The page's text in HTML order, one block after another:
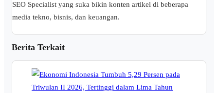
SEO Specialist yang suka bikin konten artikel di beberapa
media tekno, bisnis, dan keuangan.
Berita Terkait